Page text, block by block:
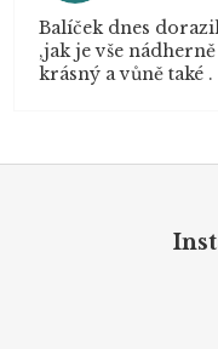
Balíček dnes
,jak je vše
krásný a vůně také .